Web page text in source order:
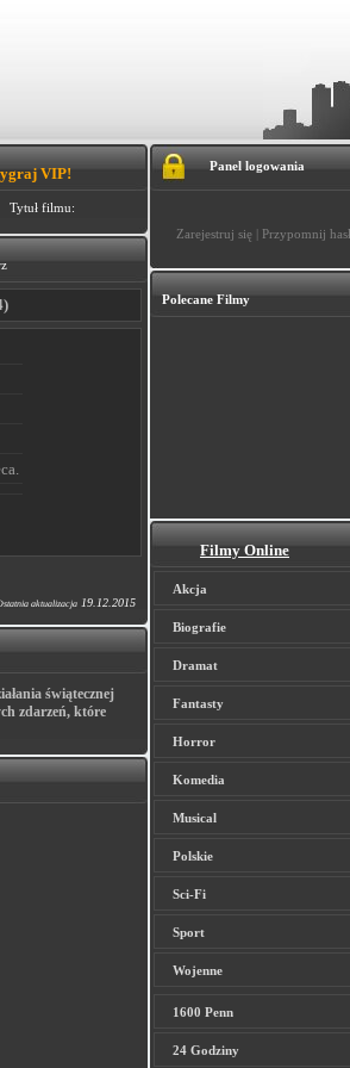
VIP!
Tytuł filmu:
aktualizacja19.12.2015
świątecznej
zdarzeń, które
Panel logowania
Zarejestruj się | Przypomnij
Polecane Filmy
Filmy Online
Akcja
Biografie
Dramat
Fantasty
Horror
Komedia
Musical
Polskie
Sci-Fi
Sport
Wojenne
1600 Penn
24 Godziny